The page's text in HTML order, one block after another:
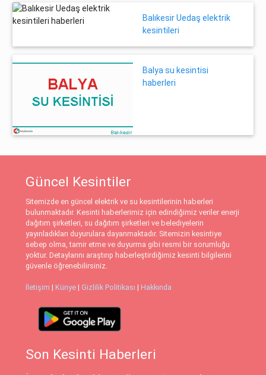
Balıkesir Uedaş elektrik
kesintileri
Balya su kesintisi
haberleri
Güncel Kesintiler
Sitemizde en güncel elektrik ve su kesintilerinin haberleri
bulunmaktadır. Kesinti haberlerimiz için edindiğimiz veriler enerji
dağıtım şirketleri, su dağıtım şirketleri ve belediyelerin
yayınladıkları duyurulara dayanmaktadır. Sitemizin kesintiye
sebep olma, tamir etme ve duyurma gibi resmi bir sorumluğu
yoktur. Detaylarını araştırıp haberleştirdiğimiz kesinti bilgilerini
güvenle öğrenebilirsiniz.
İletişim | Künye | Gizlilik Politikası | Hakkında
Son Kesinti Haberleri